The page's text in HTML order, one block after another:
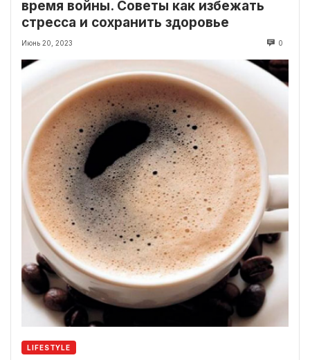
время войны. Советы как избежать
стресса и сохранить здоровье
Июнь 20, 2023 0
LIFESTYLE